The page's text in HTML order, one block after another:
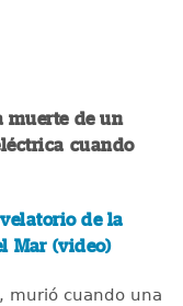
muerte de un
cuando
de la
Mar (video)
murió cuando una